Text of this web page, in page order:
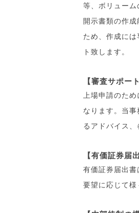
等、ボリュー
開示書類の作
ため、作成に
ト致します。
【審査サポー
上場申請のた
なります。当
るアドバイス
【有価証券届
有価証券届出
要望に応じて様